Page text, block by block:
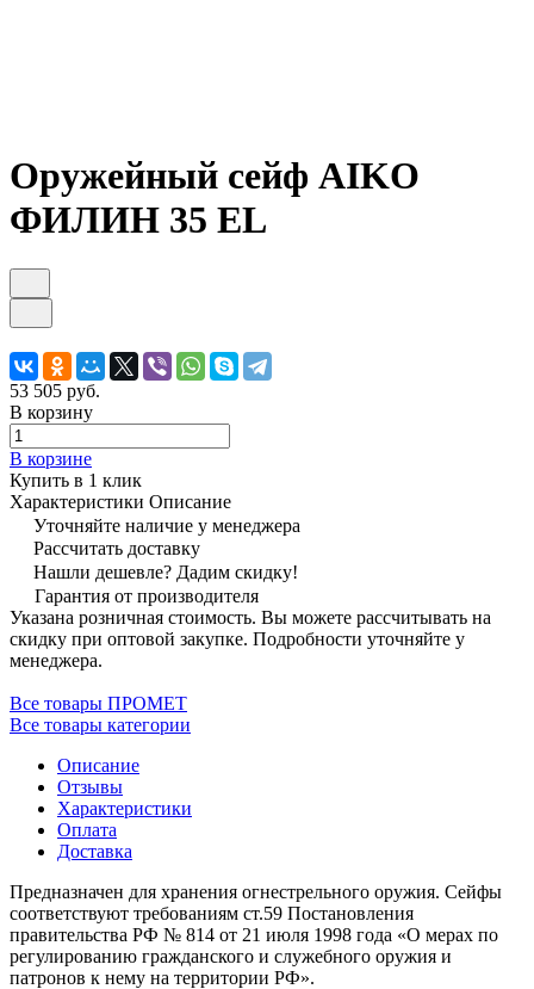
Оружейный сейф AIKO
ФИЛИН 35 EL
53 505 руб.
В корзину
В корзине
Купить в 1 клик
Характеристики Описание
Уточняйте наличие у менеджера
Рассчитать доставку
Нашли дешевле? Дадим скидку!
Гарантия от производителя
Указана розничная стоимость. Вы можете рассчитывать на
скидку при оптовой закупке. Подробности уточняйте у
менеджера.
Все товары ПРОМЕТ
Все товары категории
Описание
Отзывы
Характеристики
Оплата
Доставка
Предназначен для хранения огнестрельного оружия. Сейфы
соответствуют требованиям ст.59 Постановления
правительства РФ № 814 от 21 июля 1998 года «О мерах по
регулированию гражданского и служебного оружия и
патронов к нему на территории РФ».